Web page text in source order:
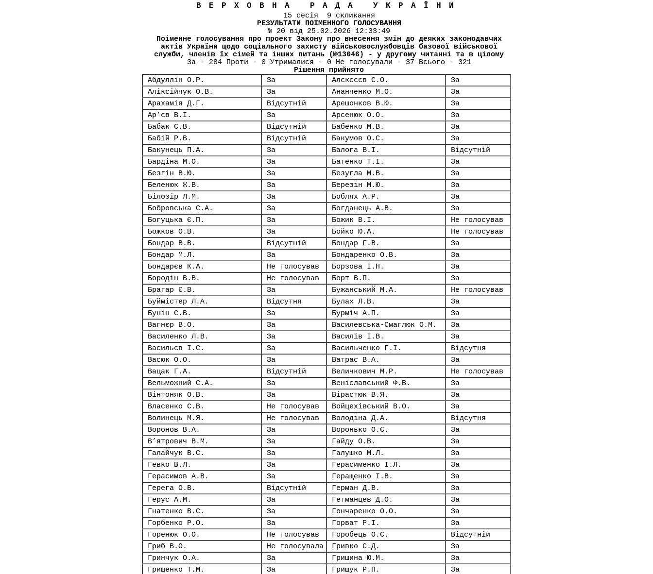
ВЕРХОВНА РАДА УКРАЇНИ
15 сесія 9 скликання
РЕЗУЛЬТАТИ ПОІМЕННОГО ГОЛОСУВАННЯ
№ 20 від 25.02.2026 12:33:49
Поіменне голосування про проект Закону про внесення змін до деяких законодавчих
актів України щодо соціального захисту військовослужбовців базової військової
служби, членів їх сімей та інших питань (№13646) - у другому читанні та в цілому
За - 284 Проти - 0 Утрималися - 0 Не голосували - 37 Всього - 321
Рішення прийнято
Абдуллін О.Р.
За Алєксєєв С.О.
За
Аліксійчук О.В.
За Ананченко М.О.
За
Арахамія Д.Г.
Відсутній Арешонков В.Ю.
За
Ар’єв В.І.
За Арсенюк О.О.
За
Бабак С.В.
Відсутній Бабенко М.В.
За
Бабій Р.В.
Відсутній Бакумов О.С.
За
Бакунець П.А.
За Балога В.І.
Відсутній
Бардіна М.О.
За Батенко Т.І.
За
Безгін В.Ю.
За Безугла М.В.
За
Беленюк Ж.В.
За Березін М.Ю.
За
Білозір Л.М.
За Боблях А.Р.
За
Бобровська С.А.
За Богданець А.В.
За
Богуцька Є.П.
За Божик В.І.
Не голосував
Божков О.В.
За Бойко Ю.А.
Не голосував
Бондар В.В.
Відсутній Бондар Г.В.
За
Бондар М.Л.
За Бондаренко О.В.
За
Бондарєв К.А.
Не голосував Борзова І.Н.
За
Бородін В.В.
Не голосував Борт В.П.
За
Брагар Є.В.
За Бужанський М.А.
Не голосував
Буймістер Л.А.
Відсутня Булах Л.В.
За
Бунін С.В.
За Бурміч А.П.
За
Вагнєр В.О.
За Василевська-Смаглюк О.М.
За
Василенко Л.В.
За Василів І.В.
За
Васильєв І.С.
За Васильченко Г.І.
Відсутня
Васюк О.О.
За Ватрас В.А.
За
Вацак Г.А.
Відсутній Величкович М.Р.
Не голосував
Вельможний С.А.
За Веніславський Ф.В.
За
Вінтоняк О.В.
За Вірастюк В.Я.
За
Власенко С.В.
Не голосував Войцехівський В.О.
За
Волинець М.Я.
Не голосував Володіна Д.А.
Відсутня
Воронов В.А.
За Воронько О.Є.
За
В’ятрович В.М.
За Гайду О.В.
За
Галайчук В.С.
За Галушко М.Л.
За
Гевко В.Л.
За Герасименко І.Л.
За
Герасимов А.В.
За Геращенко І.В.
За
Герега О.В.
Відсутній Герман Д.В.
За
Герус А.М.
За Гетманцев Д.О.
За
Гнатенко В.С.
За Гончаренко О.О.
За
Горбенко Р.О.
За Горват Р.І.
За
Горенюк О.О.
Не голосував Горобець О.С.
Відсутній
Гриб В.О.
Не голосувала Гривко С.Д.
За
Гринчук О.А.
За Гришина Ю.М.
За
Грищенко Т.М.
За Грищук Р.П.
За